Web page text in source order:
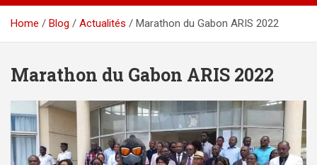
Home Blog Actualités Marathon du Gabon ARIS 2022
Marathon du Gabon ARIS 2022